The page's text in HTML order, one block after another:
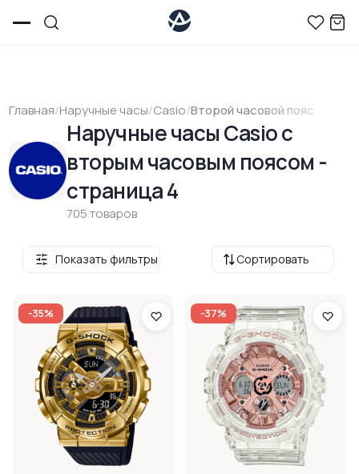
Главная/Наручные часы/Casio/Второй часовой пояс
Наручные часы Casio с
вторым часовым поясом -
страница 4
705 товаров
Сортировать
Показать фильтры
-35% -37%